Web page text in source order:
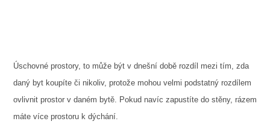
Úschovné prostory, to může být v dnešní době rozdíl mezi tím, zda
daný byt koupíte či nikoliv, protože mohou velmi podstatný rozdílem
ovlivnit prostor v daném bytě. Pokud navíc zapustíte do stěny, rázem
máte více prostoru k dýchání.